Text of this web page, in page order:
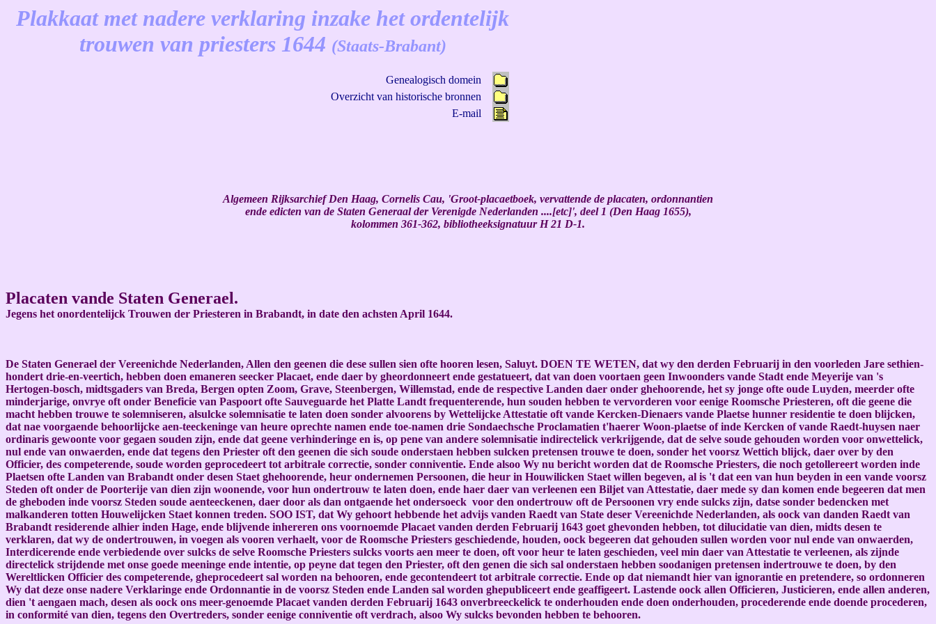
Plakkaat met nadere verklaring inzake het ordentelijk
trouwen van priesters 1644 (Staats-Brabant)
Genealogisch domein
Overzicht van historische bronnen
E-mail
Algemeen Rijksarchief Den Haag, Cornelis Cau, 'Groot-placaetboek, vervattende de placaten, ordonnantien
ende edicten van de Staten Generaal der Verenigde Nederlanden ....[etc]', deel 1 (Den Haag 1655),
kolommen 361-362, bibliotheeksignatuur H 21 D-1.
Placaten vande Staten Generael.
Jegens het onordentelijck Trouwen der Priesteren in Brabandt, in date den achsten April 1644.
De Staten Generael der Vereenichde Nederlanden, Allen den geenen die dese sullen sien ofte hooren lesen, Saluyt. DOEN TE WETEN, dat wy den derden Februarij in den voorleden Jare sethien-
hondert drie-en-veertich, hebben doen emaneren seecker Placaet, ende daer by gheordonneert ende gestatueert, dat van doen voortaen geen Inwoonders vande Stadt ende Meyerije van 's
Hertogen-bosch, midtsgaders van Breda, Bergen opten Zoom, Grave, Steenbergen, Willemstad, ende de respective Landen daer onder ghehoorende, het sy jonge ofte oude Luyden, meerder ofte
minderjarige, onvrye oft onder Beneficie van Paspoort ofte Sauveguarde het Platte Landt frequenterende, hun souden hebben te vervorderen voor eenige Roomsche Priesteren, oft die geene die
macht hebben trouwe te solemniseren, alsulcke solemnisatie te laten doen sonder alvoorens by Wettelijcke Attestatie oft vande Kercken-Dienaers vande Plaetse hunner residentie te doen blijcken,
dat nae voorgaende behoorlijcke aen-teeckeninge van heure oprechte namen ende toe-namen drie Sondaechsche Proclamatien t'haerer Woon-plaetse of inde Kercken of vande Raedt-huysen naer
ordinaris gewoonte voor gegaen souden zijn, ende dat geene verhinderinge en is, op pene van andere solemnisatie indirectelick verkrijgende, dat de selve soude gehouden worden voor onwettelick,
nul ende van onwaerden, ende dat tegens den Priester oft den geenen die sich soude onderstaen hebben sulcken pretensen trouwe te doen, sonder het voorsz Wettich blijck, daer over by den
Officier, des competerende, soude worden geprocedeert tot arbitrale correctie, sonder conniventie. Ende alsoo Wy nu bericht worden dat de Roomsche Priesters, die noch getollereert worden inde
Plaetsen ofte Landen van Brabandt onder desen Staet ghehoorende, heur ondernemen Persoonen, die heur in Houwilicken Staet willen begeven, al is 't dat een van hun beyden in een vande voorsz
Steden oft onder de Poorterije van dien zijn woonende, voor hun ondertrouw te laten doen, ende haer daer van verleenen een Biljet van Attestatie, daer mede sy dan komen ende begeeren dat men
de gheboden inde voorsz Steden soude aenteeckenen, daer door als dan ontgaende het ondersoeck voor den ondertrouw oft de Persoonen vry ende sulcks zijn, datse sonder bedencken met
malkanderen totten Houwelijcken Staet konnen treden. SOO IST, dat Wy gehoort hebbende het advijs vanden Raedt van State deser Vereenichde Nederlanden, als oock van danden Raedt van
Brabandt residerende alhier inden Hage, ende blijvende inhereren ons voornoemde Placaet vanden derden Februarij 1643 goet ghevonden hebben, tot dilucidatie van dien, midts desen te
verklaren, dat wy de ondertrouwen, in voegen als vooren verhaelt, voor de Roomsche Priesters geschiedende, houden, oock begeeren dat gehouden sullen worden voor nul ende van onwaerden,
Interdicerende ende verbiedende over sulcks de selve Roomsche Priesters sulcks voorts aen meer te doen, oft voor heur te laten geschieden, veel min daer van Attestatie te verleenen, als zijnde
directelick strijdende met onse goede meeninge ende intentie, op peyne dat tegen den Priester, oft den genen die sich sal onderstaen hebben soodanigen pretensen indertrouwe te doen, by den
Wereltlicken Officier des competerende, gheprocedeert sal worden na behooren, ende gecontendeert tot arbitrale correctie. Ende op dat niemandt hier van ignorantie en pretendere, so ordonneren
Wy dat deze onse nadere Verklaringe ende Ordonnantie in de voorsz Steden ende Landen sal worden ghepubliceert ende geaffigeert. Lastende oock allen Officieren, Justicieren, ende allen anderen,
dien 't aengaen mach, desen als oock ons meer-genoemde Placaet vanden derden Februarij 1643 onverbreeckelick te onderhouden ende doen onderhouden, procederende ende doende procederen,
in conformité van dien, tegens den Overtreders, sonder eenige conniventie oft verdrach, alsoo Wy sulcks bevonden hebben te behooren.